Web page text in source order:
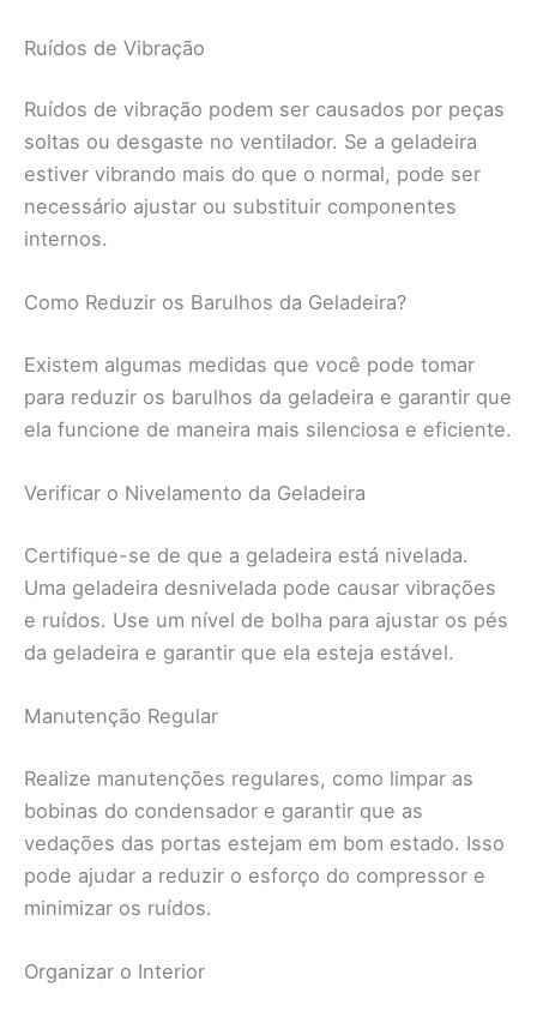
Ruídos de Vibração
Ruídos de vibração podem ser causados por peças
soltas ou desgaste no ventilador. Se a geladeira
estiver vibrando mais do que o normal, pode ser
necessário ajustar ou substituir componentes
internos.
Como Reduzir os Barulhos da Geladeira?
Existem algumas medidas que você pode tomar
para reduzir os barulhos da geladeira e garantir que
ela funcione de maneira mais silenciosa e eficiente.
Verificar o Nivelamento da Geladeira
Certifique-se de que a geladeira está nivelada.
Uma geladeira desnivelada pode causar vibrações
e ruídos. Use um nível de bolha para ajustar os pés
da geladeira e garantir que ela esteja estável.
Manutenção Regular
Realize manutenções regulares, como limpar as
bobinas do condensador e garantir que as
vedações das portas estejam em bom estado. Isso
pode ajudar a reduzir o esforço do compressor e
minimizar os ruídos.
Organizar o Interior